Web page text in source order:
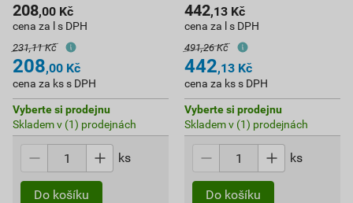
208,00 Kč
cena za l s DPH
231,11 Kč
208,00 Kč
cena za ks s DPH
Vyberte si prodejnu
Skladem v (1) prodejnách
ks
Do košíku
442,13 Kč
cena za l s DPH
491,26 Kč
442,13 Kč
cena za ks s DPH
Vyberte si prodejnu
Skladem v (1) prodejnách
ks
Do košíku